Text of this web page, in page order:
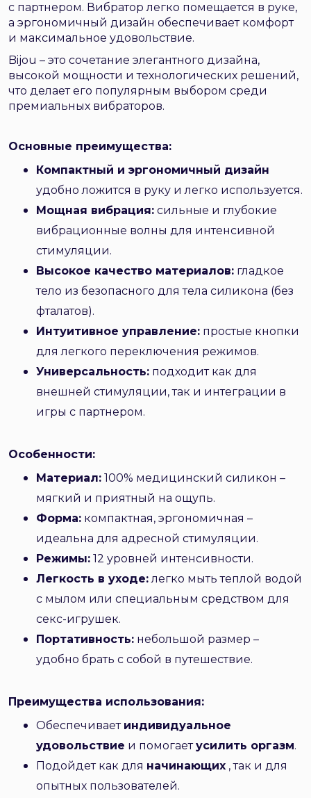
с партнером. Вибратор легко помещается в руке,
а эргономичный дизайн обеспечивает комфорт
и максимальное удовольствие.
Bijou – это сочетание элегантного дизайна,
высокой мощности и технологических решений,
что делает его популярным выбором среди
премиальных вибраторов.
Основные преимущества:
Компактный и эргономичный дизайн
удобно ложится в руку и легко используется.
Мощная вибрация: сильные и глубокие
вибрационные волны для интенсивной
стимуляции.
Высокое качество материалов: гладкое
тело из безопасного для тела силикона (без
фталатов).
Интуитивное управление: простые кнопки
для легкого переключения режимов.
Универсальность: подходит как для
внешней стимуляции, так и интеграции в
игры с партнером.
Особенности:
Материал: 100% медицинский силикон –
мягкий и приятный на ощупь.
Форма: компактная, эргономичная –
идеальна для адресной стимуляции.
Режимы: 12 уровней интенсивности.
Легкость в уходе:легко мыть теплой водой
с мылом или специальным средством для
секс-игрушек.
Портативность: небольшой размер –
удобно брать с собой в путешествие.
Преимущества использования:
Обеспечивает индивидуальное
удовольствие и помогаетусилить оргазм.
Подойдет как для начинающих , так и для
опытных пользователей.